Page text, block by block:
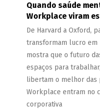
Quando saúde
Workplace viram
De Harvard a Oxford,
transformam lucro em
mostra que o futuro
espaços para
libertam o melhor das
Workplace entram no
corporativa